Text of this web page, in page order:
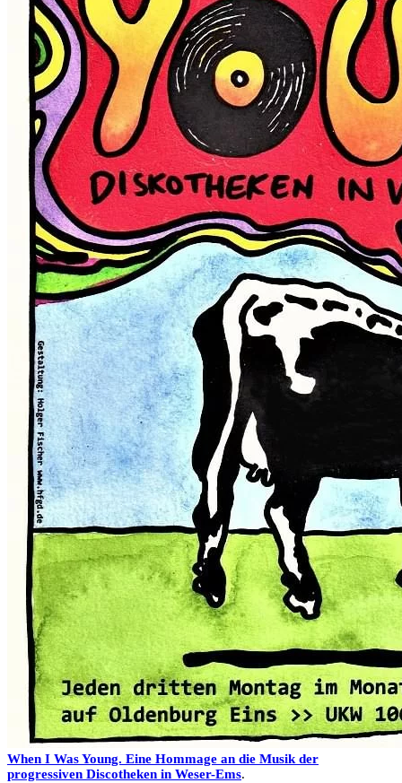
When I Was Young. Eine Hommage an die Musik der
progressiven Discotheken in Weser-Ems.